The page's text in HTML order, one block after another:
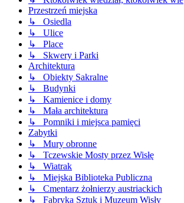
Przestrzeń miejska
↳ Osiedla
↳ Ulice
↳ Place
↳ Skwery i Parki
Architektura
↳ Obiekty Sakralne
↳ Budynki
↳ Kamienice i domy
↳ Mała architektura
↳ Pomniki i miejsca pamięci
Zabytki
↳ Mury obronne
↳ Tczewskie Mosty przez Wisłę
↳ Wiatrak
↳ Miejska Biblioteka Publiczna
↳ Cmentarz żołnierzy austriackich
↳ Fabryka Sztuk i Muzeum Wisły